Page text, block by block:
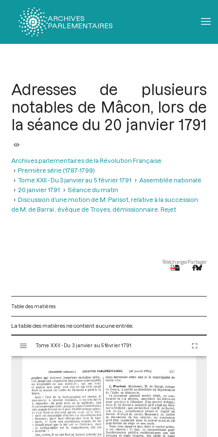
ARCHIVES
PARLEMENTAIRES
Adresses de plusieurs
notables de Mâcon, lors de
la séance du 20 janvier 1791
Archives parlementaires de la Révolution Française
Première série (1787-1799)
Tome XXII - Du 3 janvier au 5 février 1791
Assemblée nationale
20 janvier 1791
Séance du matin
Discussion d’une motion de M. Parisot, relative à la succession
de M. de Barrai , évêque de Troyes, démissionnaire. Rejet
TéléchargerPartager
Table des matières
La table des matières ne contient aucune entrée.
s
Tome XXII - Du 3 janvier au 5 février 1791